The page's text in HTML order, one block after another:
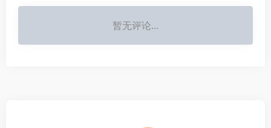
暂无评论...